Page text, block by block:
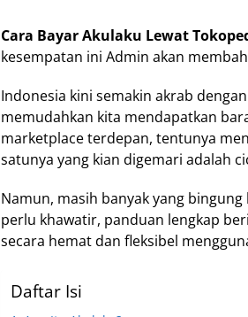
Cara Bayar Akulaku Lewat
kesempatan ini Admin akan
Indonesia kini semakin akrab
memudahkan kita mendapatkan
marketplace terdepan, tentunya
satunya yang kian digemari adalah
Namun, masih banyak yang
perlu khawatir, panduan lengkap
secara hemat dan fleksibel
Daftar Isi